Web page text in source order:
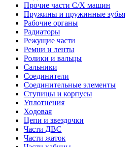
Прочие части С/Х машин
Пружины и пружинные зубья
Рабочие органы
Радиаторы
Режущие части
Ремни и ленты
Ролики и вальцы
Сальники
Соединители
Соединительные элементы
Ступицы и корпусы
Уплотнения
Ходовая
Цепи и звездочки
Части ДВС
Части жаток